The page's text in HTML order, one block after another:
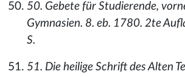
50. Gebete für Studierende,
Gymnasien. 8. eb. 1780. 2te
S.
51. Die heilige Schrift des Alten